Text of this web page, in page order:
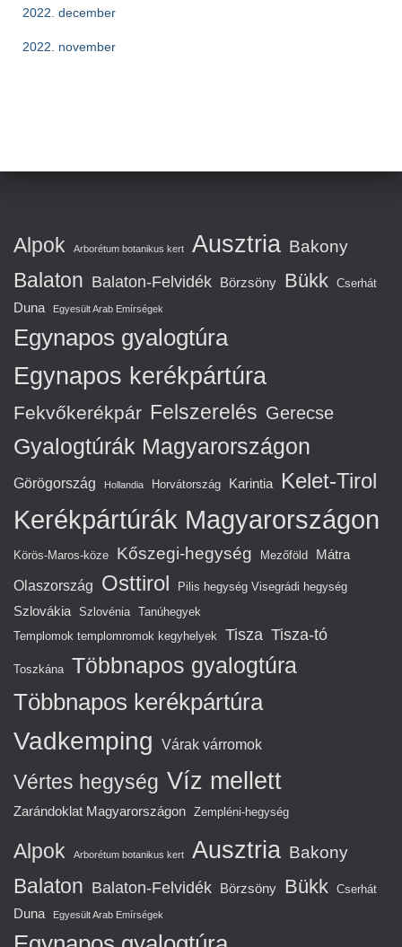
2022. december
2022. november
Alpok Arborétum botanikus kert Ausztria Bakony
Balaton Balaton-Felvidék Börzsöny Bükk Cserhát
Duna Egyesült Arab Emírségek
Egynapos gyalogtúra
Egynapos kerékpártúra
Fekvőkerékpár Felszerelés Gerecse
Gyalogtúrák Magyarországon
Görögország Hollandia Horvátország Karintia Kelet-Tirol
Kerékpártúrák Magyarországon
Körös-Maros-köze Kőszegi-hegység Mezőföld Mátra
Olaszország Osttirol Pilis hegység Visegrádi hegység
Szlovákia Szlovénia Tanúhegyek
Templomok templomromok kegyhelyek Tisza Tisza-tó
Toszkána Többnapos gyalogtúra
Többnapos kerékpártúra
Vadkemping Várak várromok
Vértes hegység Víz mellett
Zarándoklat Magyarországon Zempléni-hegység
Alpok Arborétum botanikus kert Ausztria Bakony
Balaton Balaton-Felvidék Börzsöny Bükk Cserhát
Duna Egyesült Arab Emírségek